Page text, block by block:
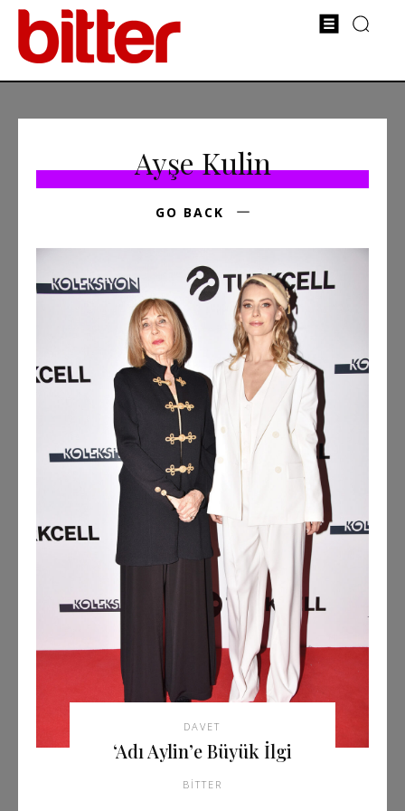
Ayşe Kulin
GO BACK
DAVET
‘Adı Aylin’e Büyük İlgi
BITTER